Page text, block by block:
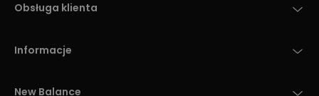
Obsługa klienta
Informacje
New Balance